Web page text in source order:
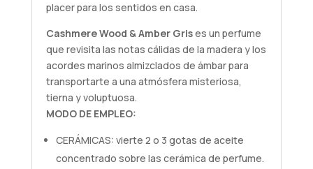
placer para los sentidos en casa.
Cashmere Wood & Amber Grises un perfume
que revisita las notas cálidas de la madera y los
acordes marinos almizclados de ámbar para
transportarte a una atmósfera misteriosa,
tierna y voluptuosa.
MODO DE EMPLEO:
CERÁMICAS: vierte 2 o 3 gotas de aceite
concentrado sobre las cerámica de perfume.